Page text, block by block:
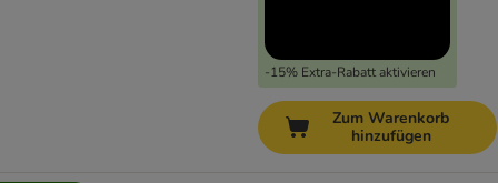
-15% Extra-Rabatt aktivieren
Zum Warenkorb
hinzufügen